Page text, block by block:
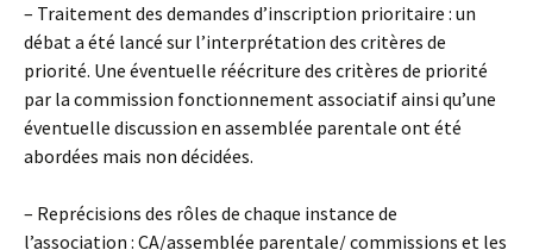
– Traitement des demandes d’inscription prioritaire : un
débat a été lancé sur l’interprétation des critères de
priorité. Une éventuelle réécriture des critères de priorité
par la commission fonctionnement associatif ainsi qu’une
éventuelle discussion en assemblée parentale ont été
abordées mais non décidées.
– Reprécisions des rôles de chaque instance de
l’association : CA/assemblée parentale/ commissions et les